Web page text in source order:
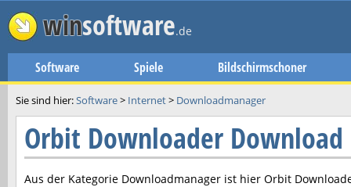
winsoftware.de
Software Spiele Bildschirmschoner
Sie sind hier:Software> Internet> Downloadmanager
Orbit Downloader Download
Aus der Kategorie Downloadmanager ist hier Orbit